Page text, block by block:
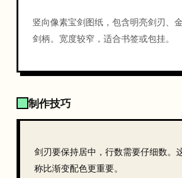
竖向像素宝剑图纸，包含明亮剑刃、
剑柄。宽度较窄，适合书签或包挂。
制作技巧
剑刃要保持居中，行数需要仔细数。
称比渐变配色更重要。